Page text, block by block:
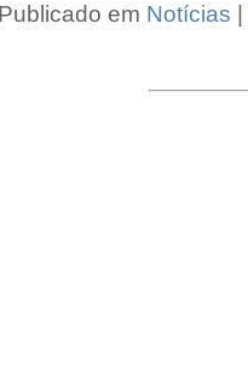
Publicado em Notícias